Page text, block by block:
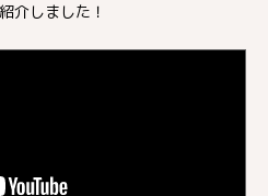
介しました！